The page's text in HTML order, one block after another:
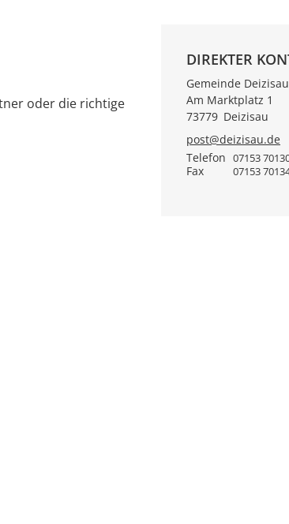
oder die richtige
DIREKTER
Gemeinde Deizisau
Am Marktplatz 1
73779 Deizisau
post@deizisau.de
Telefon 07153
Fax 07153